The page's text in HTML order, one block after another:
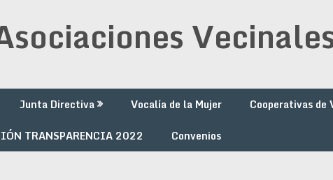
Junta Directiva Vocalía de la Mujer
Cooperativas de
TRANSPARENCIA 2022 Convenios